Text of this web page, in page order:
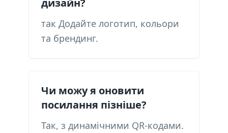
дизайн?
так Додайте логотип, кольори
та брендинг.
Чи можу я оновити
посилання пізніше?
Так, з динамічними QR-кодами.